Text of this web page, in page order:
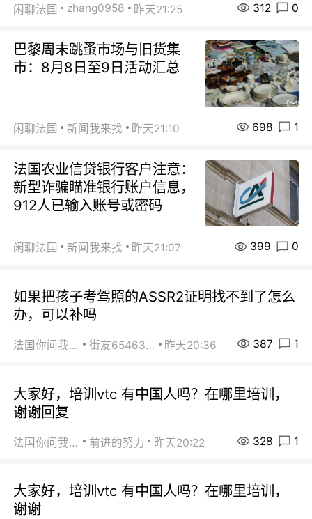
闲聊法国 zhang0958 昨天21:25 312 0
巴黎周末跳蚤市场与旧货集
市：8月8日至9日活动汇总
闲聊法国 新闻我来找 昨天21:10 698 1
法国农业信贷银行客户注意：
新型诈骗瞄准银行账户信息，
912人已输入账号或密码
闲聊法国 新闻我来找 昨天21:07 399 0
如果把孩子考驾照的ASSR2证明找不到了怎么
办，可以补吗
法国你问我答 街友65463281 昨天20:36 387 1
大家好，培训vtc 有中国人吗？在哪里培训，
谢谢回复
法国你问我答 前进的努力 昨天20:22 328 1
大家好，培训vtc 有中国人吗？在哪里培训，
谢谢